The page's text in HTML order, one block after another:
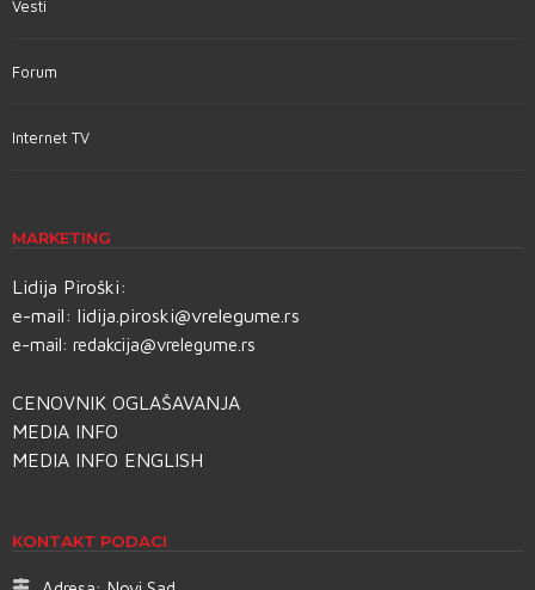
Vesti
Forum
Internet TV
MARKETING
Lidija Piroški:
e-mail: lidija.piroski@vrelegume.rs
e-mail: redakcija@vrelegume.rs
CENOVNIK OGLAŠAVANJA
MEDIA INFO
MEDIA INFO ENGLISH
KONTAKT PODACI